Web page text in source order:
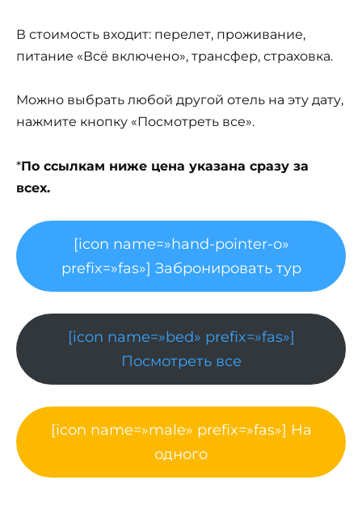
В стоимость входит: перелет, проживание,
питание «Всё включено», трансфер, страховка.
Можно выбрать любой другой отель на эту дату,
нажмите кнопку «Посмотреть все».
*По ссылкам ниже цена указана сразу за
всех.
[icon name=»hand-pointer-o»
prefix=»fas»] Забронировать тур
[icon name=»bed» prefix=»fas»]
Посмотреть все
[icon name=»male» prefix=»fas»] На
одного